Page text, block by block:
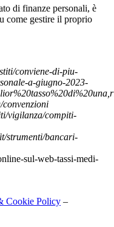
di finanze personali, è
come gestire il proprio
conviene-di-piu-
a-giugno-2023-
convenzioni
vigilanza/compiti-
strumenti/bancari-
sul-web-tassi-medi-
Cookie Policy –